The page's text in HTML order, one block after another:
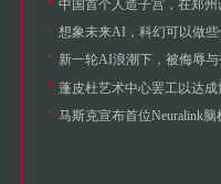
中国首个人造子宫，在郑州
想象未来AI，科幻可以做些
新一轮AI浪潮下，被侮辱与
蓬皮杜艺术中心罢工以达成